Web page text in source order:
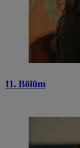
11. Bölüm